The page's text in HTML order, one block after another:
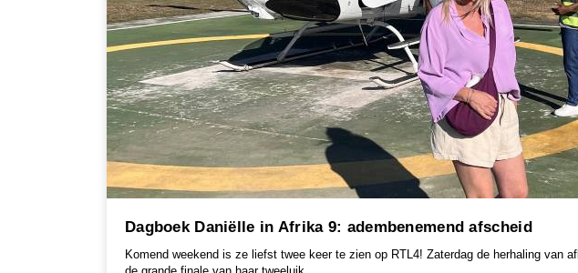
Dagboek Daniëlle in Afrika 9: adembenemend afscheid
Komend weekend is ze liefst twee keer te zien op RTL4! Zaterdag de herhaling van
de grande finale van haar tweeluik...